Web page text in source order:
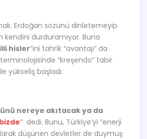
Erdoğan sözünü dinletemeyip
kendini durduramıyor. Buna
hisler”ini tahrik “avantajı” da
“kreşendo” tabir
yükseliş başladı:
nereye akıtacak ya da
” dedi. Bunu, Türkiye’yi “enerji
düşünen devletler de duymuş